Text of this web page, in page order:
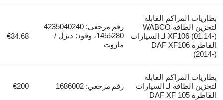
بطاريات المراكم القابلة
لتخزين الطاقة WABCO
XF106 (01.14-) لـ السيارات
القاطرة DAF XF106
(2014-)
رقم مرجعي: 4235040240
1455280، وقود: ديزل /
مازوت
€34.68
بطاريات المراكم القابلة
لتخزين الطاقة لـ السيارات
القاطرة DAF XF 105
رقم مرجعي: 1686002 €200